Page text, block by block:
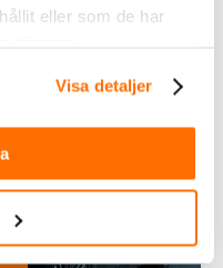
eller som de har
Visa detaljer